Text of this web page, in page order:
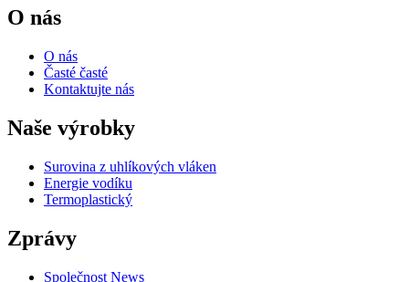
O nás
O nás
Časté časté
Kontaktujte nás
Naše výrobky
Surovina z uhlíkových vláken
Energie vodíku
Termoplastický
Zprávy
Společnost News